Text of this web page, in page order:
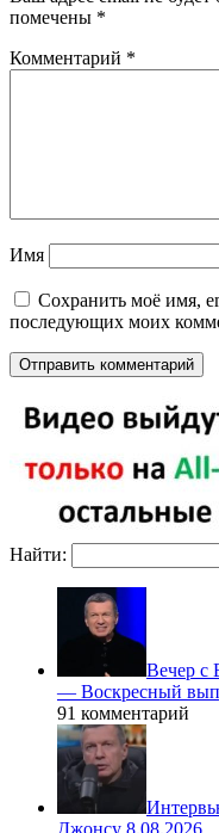
помечены *
Комментарий *
Имя
Сохранить моё имя,
последующих моих
Найти:
Вечер с
— Воскресный
91 комментарий
Джонсу 8.08.2026